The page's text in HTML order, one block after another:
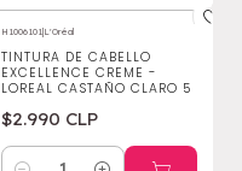
H1006101|L'Oréal
TINTURA DE CABELLO
EXCELLENCE CREME -
LOREAL CASTAÑO CLARO 5
$2.990 CLP